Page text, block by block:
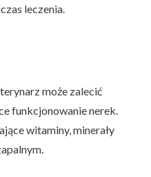
leczenia.
może zalecić
funkcjonowanie nerek.
witaminy, minerały